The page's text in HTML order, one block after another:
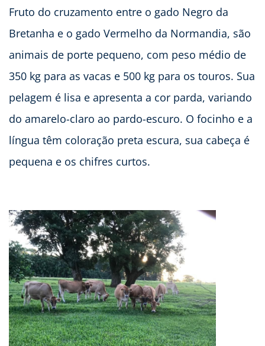
Fruto do cruzamento entre o gado Negro da
Bretanha e o gado Vermelho da Normandia, são
animais de porte pequeno, com peso médio de
350 kg para as vacas e 500 kg para os touros. Sua
pelagem é lisa e apresenta a cor parda, variando
do amarelo-claro ao pardo-escuro. O focinho e a
língua têm coloração preta escura, sua cabeça é
pequena e os chifres curtos.